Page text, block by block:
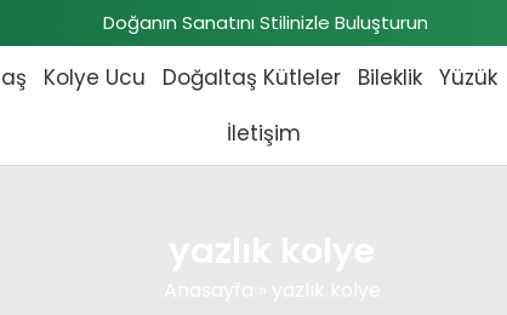
Doğanın Sanatını Stilinizle Buluşturun
Kolye Ucu Doğaltaş Kütleler Bileklik Yüzük
İletişim